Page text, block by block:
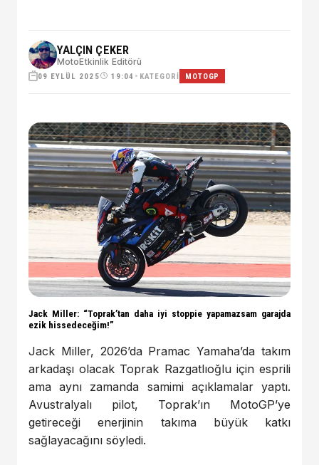
YALÇIN ÇEKER
MotoEtkinlik Editörü
09 EYLÜL 2025 19:04 • KATEGORI MOTOGP
Jack Miller: “Toprak’tan daha iyi stoppie yapamazsam garajda
ezik hissedeceğim!”
Jack Miller, 2026’da Pramac Yamaha’da takım
arkadaşı olacak Toprak Razgatlıoğlu için esprili
ama aynı zamanda samimi açıklamalar yaptı.
Avustralyalı pilot, Toprak’ın MotoGP’ye
getireceği enerjinin takıma büyük katkı
sağlayacağını söyledi.